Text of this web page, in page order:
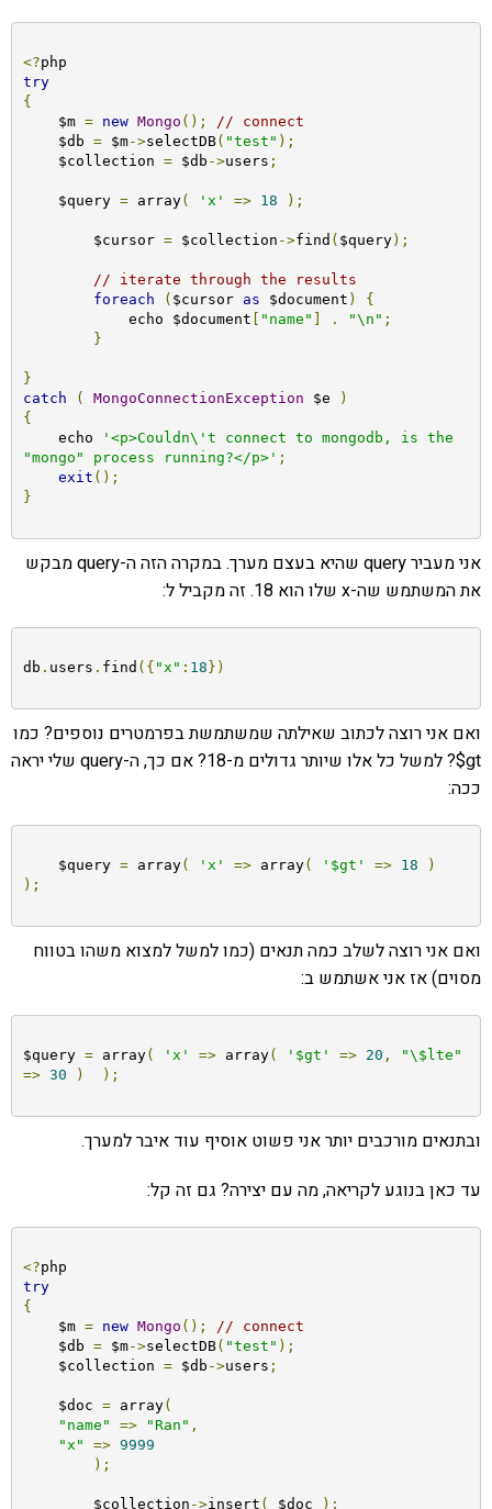
<?
try
{
    $m
= new Mongo ();
// connect
    $db
= $m->selectDB( "test" );
    $collection
= $db ->users ;
    $query
= array( 'x' => 18 );
	$cursor
= $collection ->find ( $query);
// iterate through the results
foreach
( $cursor as $document )
{
	    echo $document
"name" . "\n" ;
}
}
catch
( MongoConnectionException $e
)
{
    echo
'<p>Couldn\'t connect to mongodb, is the
"mongo" process running?</p>' ;
exit ();
}
אני מעביר query שהיא בעצם מערך. במקרה הזה ה-query מבקש
את המשתמש שה-x שלו הוא 18. זה מקביל ל:
db . users . find ({ "x" : 18 })
ואם אני רוצה לכתוב שאילתה שמשתמשת בפרמטרים נוספים? כמו
gt$? למשל כל אלו שיותר גדולים מ-18? אם כך, ה-query שלי יראה
ככה:
    $query
= array( 'x' => array( '$gt' => 18
)
);
ואם אני רוצה לשלב כמה תנאים (כמו למשל למצוא משהו בטווח
מסוים) אז אני אשתמש ב:
$query = array( 'x' => array( '$gt' => 20 ,
"\$lte"
=> 30 ) );
ובתנאים מורכבים יותר אני פשוט אוסיף עוד איבר למערך.
עד כאן בנוגע לקריאה, מה עם יצירה? גם זה קל:
<?
try
{
    $m
= new Mongo ();
// connect
    $db
= $m->selectDB( "test" );
    $collection
= $db ->users ;
    $doc
= array(
"name"
=> "Ran" ,
"x"
=> 9999
);
	$collection
->insert ( $doc );